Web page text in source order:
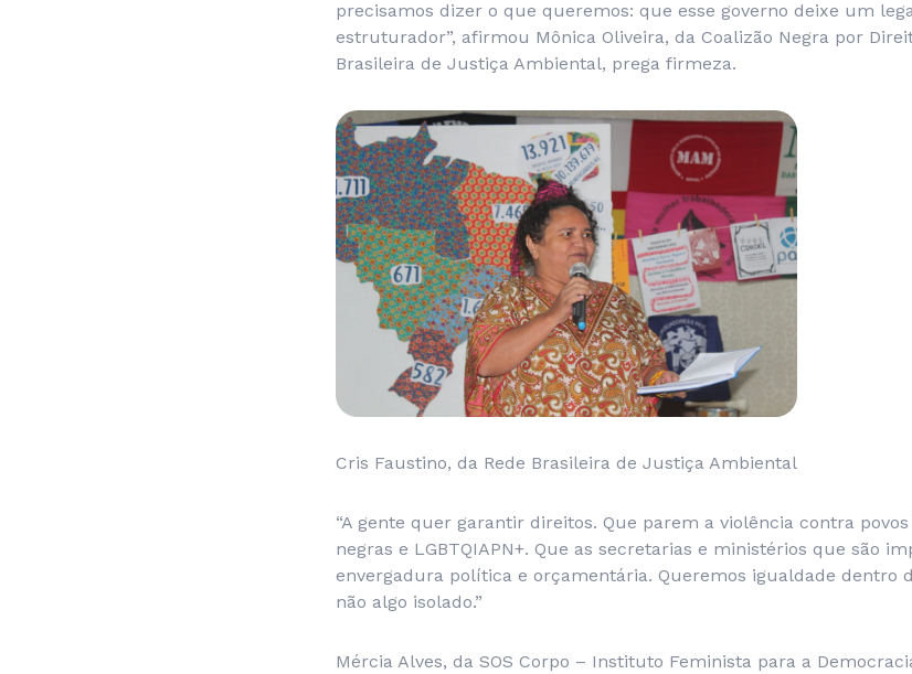
precisamos dizer o que queremos: que esse governo deixe um
estruturador”, afirmou Mônica Oliveira, da Coalizão Negra por
Brasileira de Justiça Ambiental, prega firmeza.
Cris Faustino, da Rede Brasileira de Justiça Ambiental
“A gente quer garantir direitos. Que parem a violência contra
negras e LGBTQIAPN+. Que as secretarias e ministérios que são
envergadura política e orçamentária. Queremos igualdade dentro
não algo isolado.”
Mércia Alves, da SOS Corpo – Instituto Feminista para a